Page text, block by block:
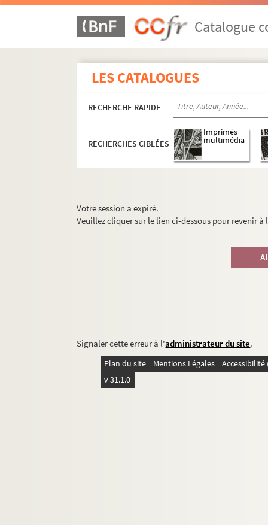
Catalogue
LES CATALOGUES
RECHERCHE RAPIDE
RECHERCHES CIBLÉES
Imprimés
multimédia
Votre session a expiré.
Veuillez cliquer sur le lien ci-dessous pour revenir
Signaler cette erreur à l'administrateur du site.
Plan du site Mentions Légales
v 31.1.0